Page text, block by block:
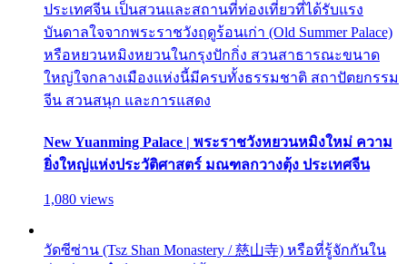
ประเทศจีน เป็นสวนและสถานที่ท่องเที่ยวที่ได้รับแรง
บันดาลใจจากพระราชวังฤดูร้อนเก่า (Old Summer Palace)
หรือหยวนหมิงหยวนในกรุงปักกิ่ง สวนสาธารณะขนาด
ใหญ่ใจกลางเมืองแห่งนี้มีครบทั้งธรรมชาติ สถาปัตยกรรม
จีน สวนสนุก และการแสดง
New Yuanming Palace | พระราชวังหยวนหมิงใหม่ ความ
ยิ่งใหญ่แห่งประวัติศาสตร์ มณฑลกวางตุ้ง ประเทศจีน
1,080 views
วัดซีซ่าน (Tsz Shan Monastery / 慈山寺) หรือที่รู้จักกันใน